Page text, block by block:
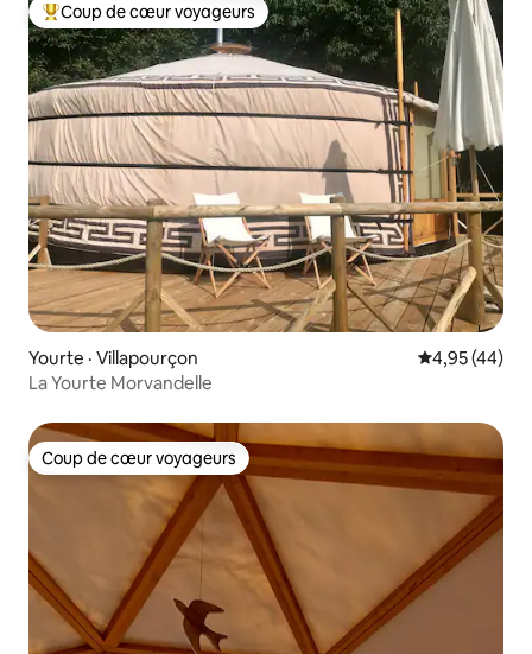
Coup de cœur voyageurs parmi les plus aimés
Coup de cœur voyageurs
Yourte · Villapourçon Note
4,95 (44)
La Yourte Morvandelle
Coup de cœur voyageurs
Coup de cœur voyageurs